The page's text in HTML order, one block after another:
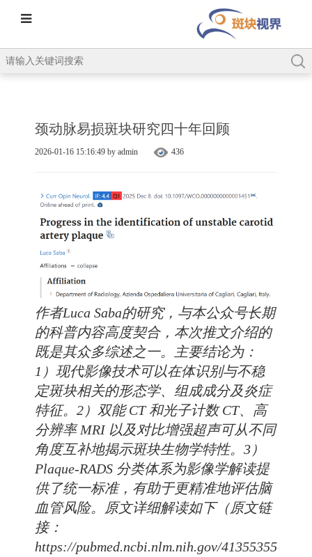
颈动脉易损斑块研究四十年回顾
2026-01-16 15:16:49 by admin 436
作者Luca Saba的研究，与本公众号长期
的科普内容高度契合，本次推文介绍的
既是其众多综述之一。
主要结论为：
1）现代影像技术可以在体识别与不稳
定斑块相关的形态学、组成成分及炎症
特征。2）双能 CT 和光子计数 CT、高
分辨率 MRI 以及对比增强超声可从不同
角度互补地揭示斑块生物学特性。3）
Plaque-RADS 分类体系为影像学解读提
供了统一标准，有助于更精准地评估脑
血管风险。原文详细解读如下（原文链
接：
https://pubmed.ncbi.nlm.nih.gov/41355355